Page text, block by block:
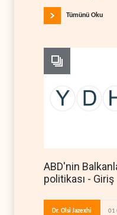
Tümünü Oku
ABD'nin
politikası - Giriş
Dr. Olsi Jazexhi 01